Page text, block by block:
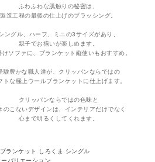
ふわふわな肌触りの秘密は、
製造工程の最後の仕上げのブラッシング。
ングル、ハーフ、ミニの3サイズがあり、
親子でお揃いが楽しめます。
けソファに、ブランケット縦使いもおすすめ。
験豊かな職人達が、クリッパンならではの
トな極上ウールブランケットに仕上げます。
クリッパンならではの色味と
のこないデザインは、インテリアだけでなく
心まで明るくしてくれます。